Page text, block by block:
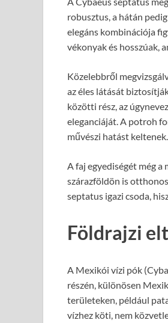
robusztus, a hátán
elegáns kombinációja
vékonyak és hosszúak,
Közelebbről
az éles látását
közötti rész, az
eleganciáját. A potroh
művészi hatást keltenek.
A faj egyediségét még a
szárazföldön is
septatus igazi csoda,
Földrajzi
A Mexikói vízi pók
részén, különösen
területeken, például
vízhez köti, nem